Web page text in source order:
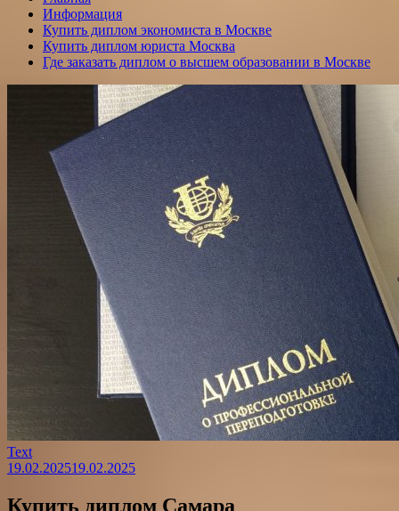
Информация
Купить диплом экономиста в Москве
Купить диплом юриста Москва
Где заказать диплом о высшем образовании в Москве
Text
19.02.202519.02.2025
Купить диплом Самара